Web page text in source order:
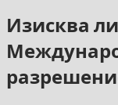
Изисква